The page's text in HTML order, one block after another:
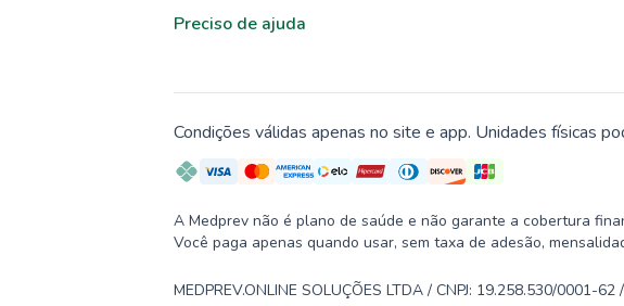
Preciso de ajuda
Condições válidas apenas no site e app. Unidades físicas
A Medprev não é plano de saúde e não garante a cobertura
Você paga apenas quando usar, sem taxa de adesão,
MEDPREV.ONLINE SOLUÇÕES LTDA / CNPJ: 19.258.530/0001-